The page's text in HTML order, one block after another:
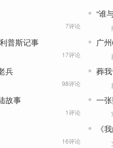
7评论
“谁
普斯记事
17评论
广
兵
98评论
葬
故事
1评论
一
16评论
《